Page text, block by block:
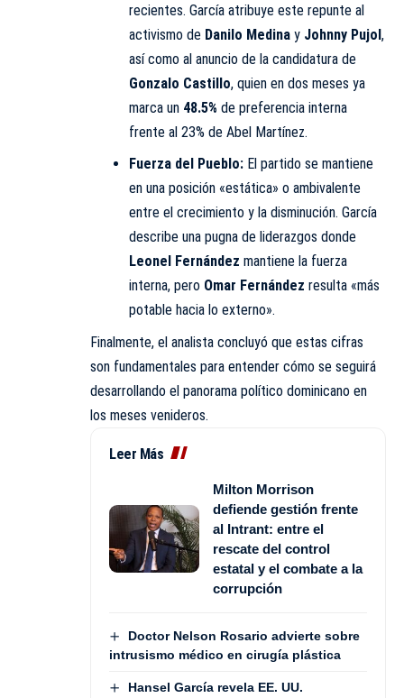
recientes. García atribuye este repunte al
activismo de Danilo Medinay Johnny Pujol,
así como al anuncio de la candidatura de
Gonzalo Castillo, quien en dos meses ya
marca un 48.5% de preferencia interna
frente al 23% de Abel Martínez.
Fuerza del Pueblo:El partido se mantiene
en una posición «estática» o ambivalente
entre el crecimiento y la disminución. García
describe una pugna de liderazgos donde
Leonel Fernández mantiene la fuerza
interna, pero Omar Fernández resulta «más
potable hacia lo externo».
Finalmente, el analista concluyó que estas cifras
son fundamentales para entender cómo se seguirá
desarrollando el panorama político dominicano en
los meses venideros.
Leer Más
Milton Morrison
defiende gestión frente
al Intrant: entre el
rescate del control
estatal y el combate a la
corrupción
Doctor Nelson Rosario advierte sobre
intrusismo médico en cirugía plástica
Hansel García revela EE. UU.